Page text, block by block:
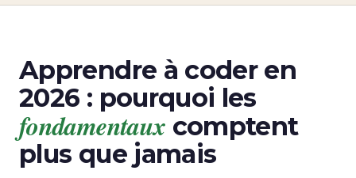
Apprendre à coder en
2026 : pourquoi les
fondamentaux comptent
plus que jamais